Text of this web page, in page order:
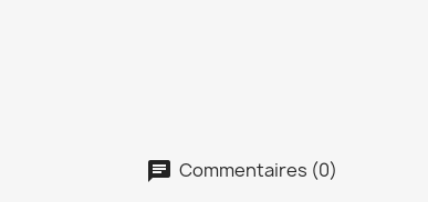
Commentaires (0)